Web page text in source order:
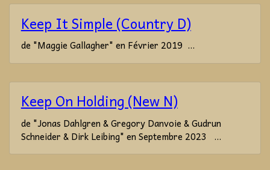
Keep It Simple (Country D)
de "Maggie Gallagher" en Février 2019 ...
Keep On Holding (New N)
de "Jonas Dahlgren & Gregory Danvoie & Gudrun
Schneider & Dirk Leibing" en Septembre 2023 ...